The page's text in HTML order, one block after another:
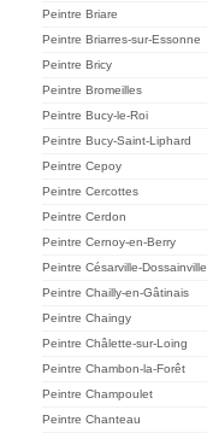
Peintre Briare
Peintre Briarres-sur-Essonne
Peintre Bricy
Peintre Bromeilles
Peintre Bucy-le-Roi
Peintre Bucy-Saint-Liphard
Peintre Cepoy
Peintre Cercottes
Peintre Cerdon
Peintre Cernoy-en-Berry
Peintre Césarville-Dossainville
Peintre Chailly-en-Gâtinais
Peintre Chaingy
Peintre Châlette-sur-Loing
Peintre Chambon-la-Forêt
Peintre Champoulet
Peintre Chanteau